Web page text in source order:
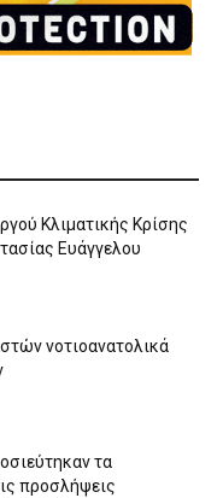
Κλιματικής Κρίσης
Ευάγγελου
νοτιοανατολικά
τα
προσλήψεις